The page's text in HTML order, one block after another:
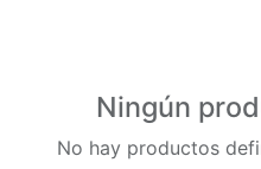
Ningún
No hay productos